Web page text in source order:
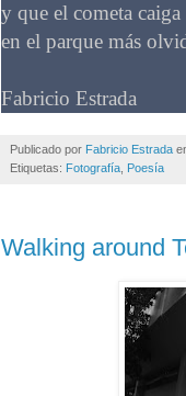
y que el cometa caiga
en el parque más
Fabricio Estrada
Publicado por Fabricio Estrada
Etiquetas: Fotografía, Poesía
Walking around